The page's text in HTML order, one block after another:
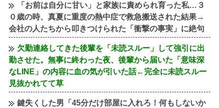
「お前は自分に甘い」と家族に責められ育った私…３
０歳の時、真夏に重度の熱中症で救急搬送された結果→
会社の人たちから叩きつけられた「衝撃の事実」に絶句
欠勤連絡してきた後輩を「未読スルー」して強引に出
勤させた。無事に終わった夜、後輩から届いた「意味深
なLINE」の内容に血の気が引いた話←完全に未読スルー
見抜かれてて草
鍵失くした男「45分だけ部屋に入れろ！何もしないか